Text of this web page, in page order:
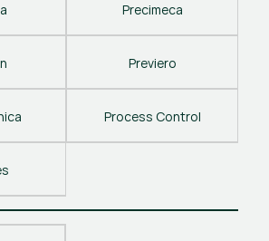
Precimeca
Previero
Process Control